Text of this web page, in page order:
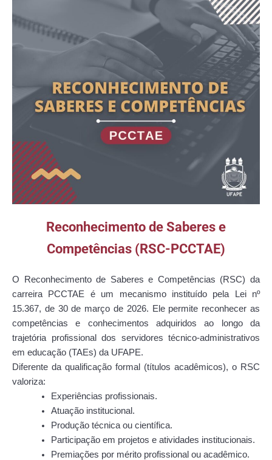
Reconhecimento de Saberes e
Competências (RSC-PCCTAE)
O Reconhecimento de Saberes e Competências (RSC) da
carreira PCCTAE é um mecanismo instituído pela Lei nº
15.367, de 30 de março de 2026. Ele permite reconhecer as
competências e conhecimentos adquiridos ao longo da
trajetória profissional dos servidores técnico-administrativos
em educação (TAEs) da UFAPE.
Diferente da qualificação formal (títulos acadêmicos), o RSC
valoriza:
Experiências profissionais.
Atuação institucional.
Produção técnica ou científica.
Participação em projetos e atividades institucionais.
Premiações por mérito profissional ou acadêmico.